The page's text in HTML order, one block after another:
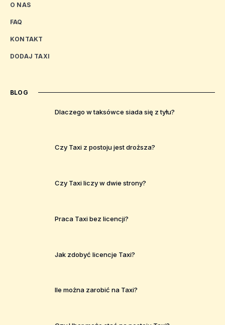
O NAS
FAQ
KONTAKT
DODAJ TAXI
BLOG
Dlaczego w taksówce siada się z tyłu?
Czy Taxi z postoju jest droższa?
Czy Taxi liczy w dwie strony?
Praca Taxi bez licencji?
Jak zdobyć licencje Taxi?
Ile można zarobić na Taxi?